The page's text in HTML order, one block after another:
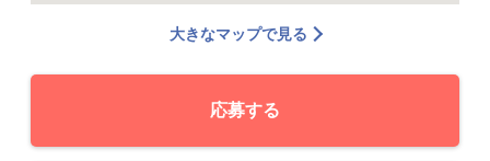
大きなマップで見る
応募する